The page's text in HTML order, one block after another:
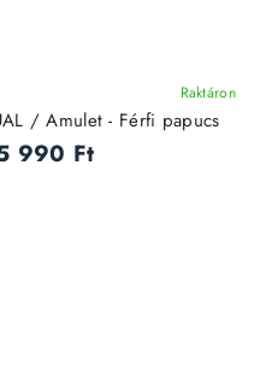
Raktáron
/ Amulet - Férfi papucs
990 Ft